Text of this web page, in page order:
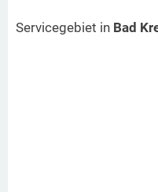
Servicegebiet in Bad